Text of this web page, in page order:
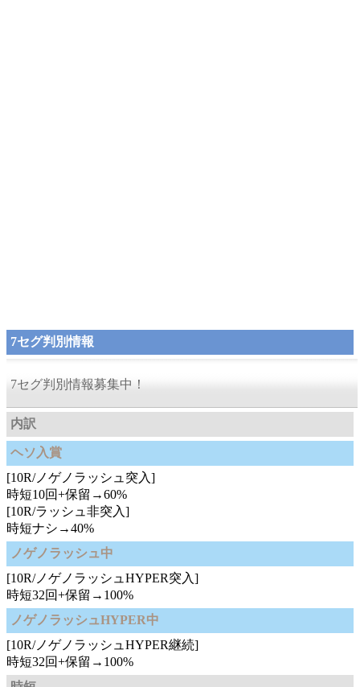
7セグ判別情報
7セグ判別情報募集中！
内訳
ヘソ入賞
[10R/ノゲノラッシュ突入]
時短10回+保留→60%
[10R/ラッシュ非突入]
時短ナシ→40%
ノゲノラッシュ中
[10R/ノゲノラッシュHYPER突入]
時短32回+保留→100%
ノゲノラッシュHYPER中
[10R/ノゲノラッシュHYPER継続]
時短32回+保留→100%